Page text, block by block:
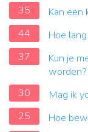
35
Kan een
44
Hoe
37
Kun je
worden?
30
Mag ik
25
Hoe